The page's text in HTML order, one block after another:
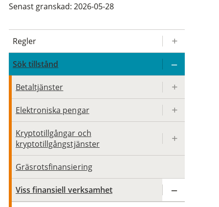
Senast granskad: 2026-05-28
Regler
Sök tillstånd
Betaltjänster
Elektroniska pengar
Kryptotillgångar och
kryptotillgångstjänster
Gräsrotsfinansiering
Viss finansiell verksamhet